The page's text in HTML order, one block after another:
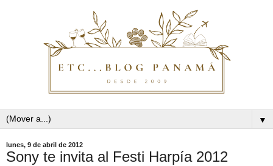
▼
lunes, 9 de abril de 2012
Sony te invita al Festi Harpía 2012